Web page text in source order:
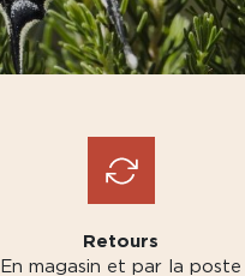
Retours
En magasin et par la poste